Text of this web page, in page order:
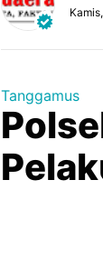
Tanggamus